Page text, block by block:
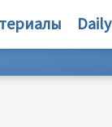
Daily